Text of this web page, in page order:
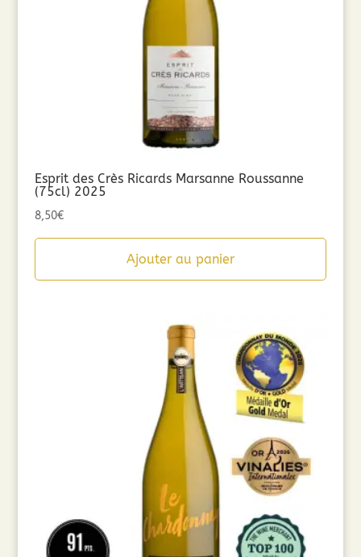
Esprit des Crès Ricards Marsanne Roussanne
(75cl) 2025
8,50€
Ajouter au panier